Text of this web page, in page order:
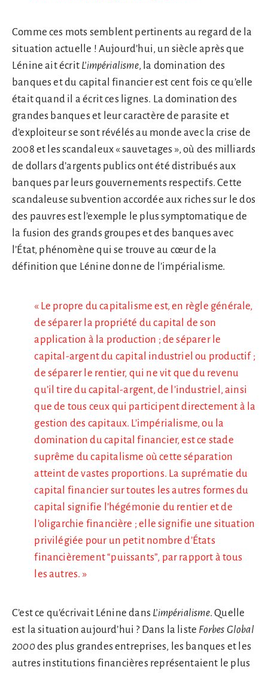
Comme ces mots semblent pertinents au regard de la
situation actuelle ! Aujourd’hui, un siècle après que
Lénine ait écrit L’impérialisme, la domination des
banques et du capital financier est cent fois ce qu’elle
était quand il a écrit ces lignes. La domination des
grandes banques et leur caractère de parasite et
d’exploiteur se sont révélés au monde avec la crise de
2008 et les scandaleux « sauvetages », où des milliards
de dollars d’argents publics ont été distribués aux
banques par leurs gouvernements respectifs. Cette
scandaleuse subvention accordée aux riches sur le dos
des pauvres est l’exemple le plus symptomatique de
la fusion des grands groupes et des banques avec
l’État, phénomène qui se trouve au cœur de la
définition que Lénine donne de l’impérialisme.
« Le propre du capitalisme est, en règle générale,
de séparer la propriété du capital de son
application à la production ; de séparer le
capital-argent du capital industriel ou productif ;
de séparer le rentier, qui ne vit que du revenu
qu’il tire du capital-argent, de l’industriel, ainsi
que de tous ceux qui participent directement à la
gestion des capitaux. L’impérialisme, ou la
domination du capital financier, est ce stade
suprême du capitalisme où cette séparation
atteint de vastes proportions. La suprématie du
capital financier sur toutes les autres formes du
capital signifie l’hégémonie du rentier et de
l’oligarchie financière ; elle signifie une situation
privilégiée pour un petit nombre d’États
financièrement “puissants”, par rapport à tous
les autres. »
C’est ce qu’écrivait Lénine dans L’impérialisme. Quelle
est la situation aujourd’hui ? Dans la liste Forbes Global
2000des plus grandes entreprises, les banques et les
autres institutions financières représentaient le plus